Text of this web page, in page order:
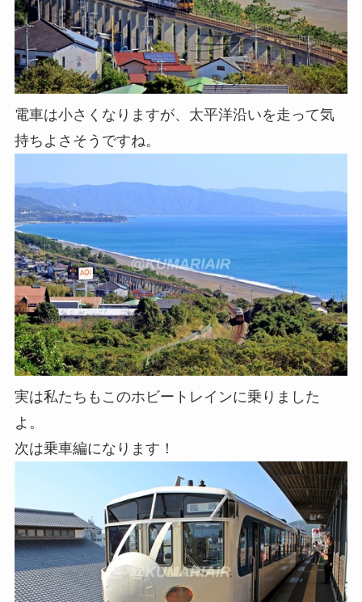
電車は小さくなりますが、太平洋沿いを走って気
持ちよさそうですね。
実は私たちもこのホビートレインに乗りました
よ。
次は乗車編になります！